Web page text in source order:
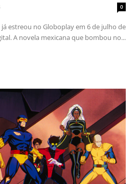
0
já estreou no Globoplay em 6 de julho de
A novela mexicana que bombou no...